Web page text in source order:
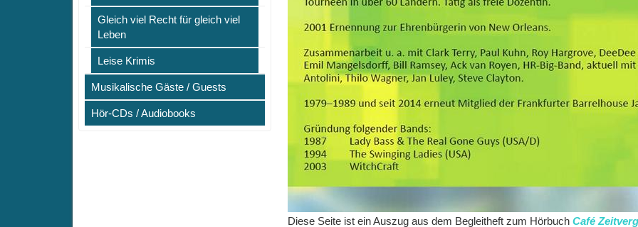
Gleich viel Recht für gleich viel
Leben
Leise Krimis
Musikalische Gäste / Guests
Hör-CDs / Audiobooks
Diese Seite ist ein Auszug aus dem Begleitheft zum Hörbuch Café